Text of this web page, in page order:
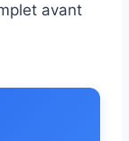
avant